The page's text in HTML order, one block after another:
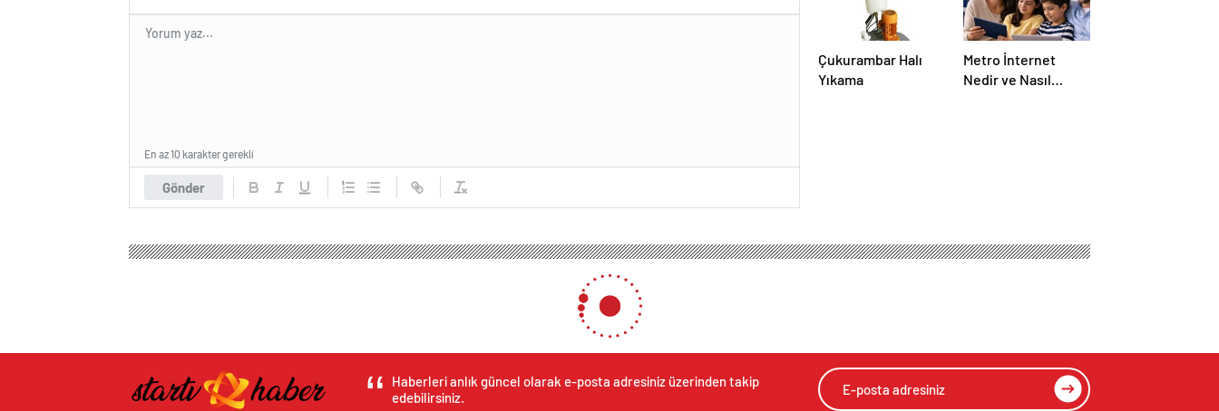
Gönder
En az 10 karakter gerekli
Çukurambar Halı
Yıkama
Metro İnternet
Nedir ve Nasıl
Haberleri anlık güncel olarak e-posta adresiniz üzerinden takip
edebilirsiniz.